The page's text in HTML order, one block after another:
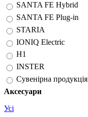
SANTA FE Hybrid
SANTA FE Plug-in
STARIA
IONIQ Electric
H1
INSTER
Сувенірна продукція
Аксесуари
Усі